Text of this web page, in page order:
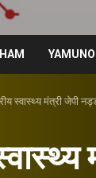
स्वास्थ्य मंत्री जेपी